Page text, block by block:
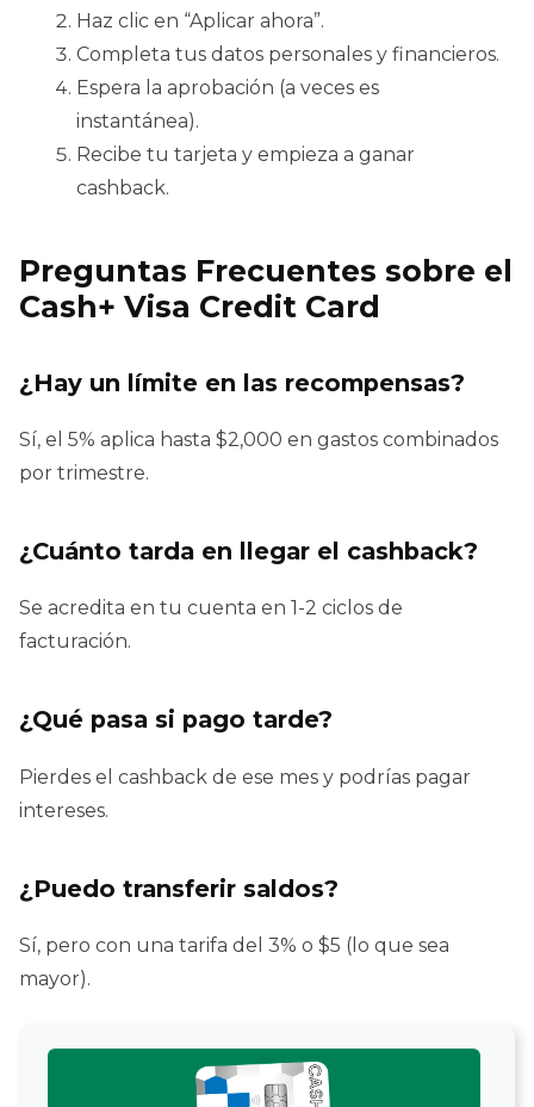
Haz clic en “Aplicar ahora”.
Completa tus datos personales y financieros.
Espera la aprobación (a veces es
instantánea).
Recibe tu tarjeta y empieza a ganar
cashback.
Preguntas Frecuentes sobre el
Cash+ Visa Credit Card
¿Hay un límite en las recompensas?
Sí, el 5% aplica hasta $2,000 en gastos combinados
por trimestre.
¿Cuánto tarda en llegar el cashback?
Se acredita en tu cuenta en 1-2 ciclos de
facturación.
¿Qué pasa si pago tarde?
Pierdes el cashback de ese mes y podrías pagar
intereses.
¿Puedo transferir saldos?
Sí, pero con una tarifa del 3% o $5 (lo que sea
mayor).